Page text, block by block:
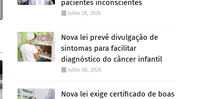
pacientes inconscientes
Julho 28, 2026
Nova lei prevê divulgação de
sintomas para facilitar
diagnóstico do câncer infantil
Julho 08, 2026
Nova lei exige certificado de boas